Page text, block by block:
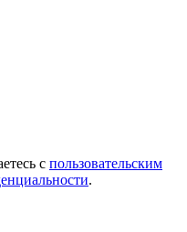
с пользовательским
.